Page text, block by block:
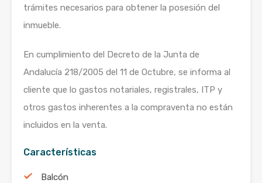
trámites necesarios para obtener la posesión del
inmueble.
En cumplimiento del Decreto de la Junta de
Andalucía 218/2005 del 11 de Octubre, se informa al
cliente que lo gastos notariales, registrales, ITP y
otros gastos inherentes a la compraventa no están
incluidos en la venta.
Características
Balcón